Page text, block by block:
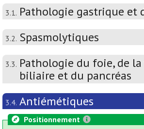
matières
3.1. Pathologie gastrique et
3.2. Spasmolytiques
3.3. Pathologie du foie, de
biliaire et du pancréas
3.4. Antiémétiques
Positionnement